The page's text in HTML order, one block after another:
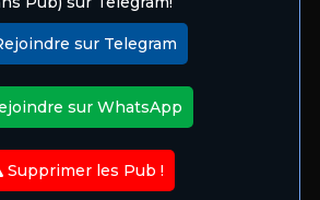
sur Telegram
sur WhatsApp
Supprimer les Pub !